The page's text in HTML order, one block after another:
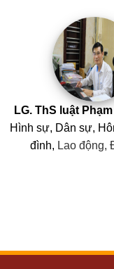
LG. ThS luật
Hình sự, Dân sự,
đình, Lao động,